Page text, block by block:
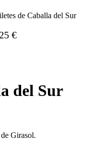
de Caballa del Sur
€
del Sur
Girasol.